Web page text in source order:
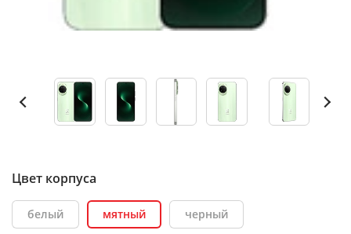
Цвет корпуса
белый мятный черный